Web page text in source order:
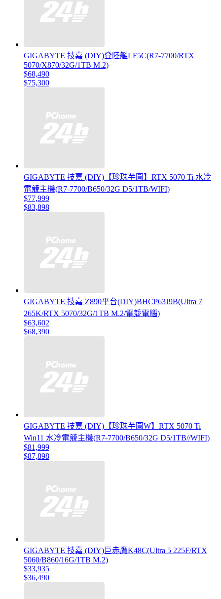
GIGABYTE 技嘉 (DIY)登陸艦LF5C(R7-7700/RTX
5070/X870/32G/1TB M.2)
$68,490
$75,300
GIGABYTE 技嘉 (DIY)【珍珠芋圓】RTX 5070 Ti 水冷
電競主機(R7-7700/B650/32G D5/1TB/WIFI)
$77,999
$83,898
GIGABYTE 技嘉 Z890平台(DIY)BHCP63J9B(Ultra 7
265K/RTX 5070/32G/1TB M.2/電競電腦)
$63,602
$68,390
GIGABYTE 技嘉 (DIY)【珍珠芋圓W】RTX 5070 Ti
Win11 水冷電競主機(R7-7700/B650/32G D5/1TB//WIFI)
$81,999
$87,898
GIGABYTE 技嘉 (DIY)巨赤鷹K48C(Ultra 5 225F/RTX
5060/B860/16G/1TB M.2)
$33,935
$36,490